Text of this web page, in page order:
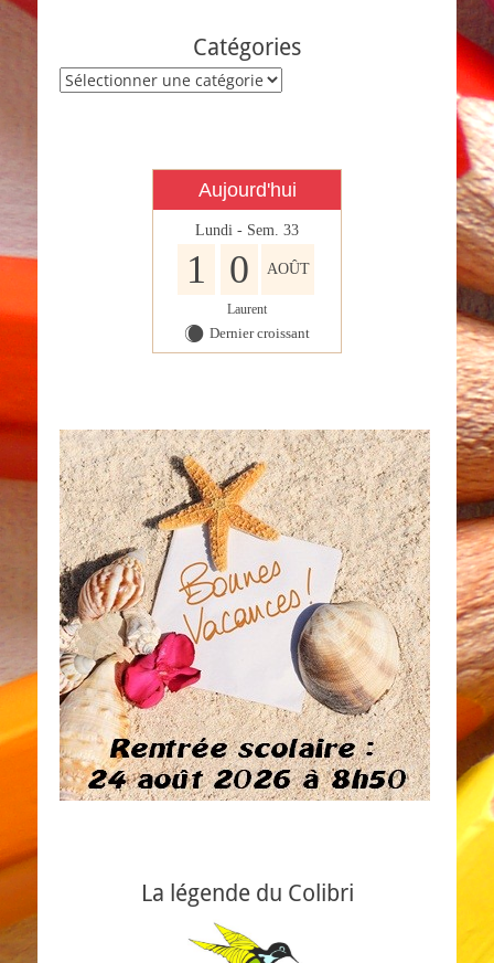
Catégories
Catégories
Aujourd'hui
Lundi - Sem. 33
1 0 AOÛT
Laurent
X Dernier croissant
La légende du Colibri